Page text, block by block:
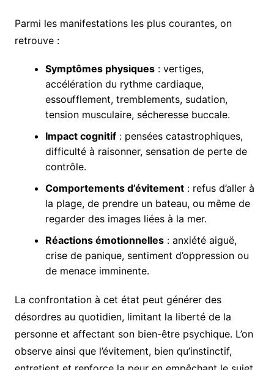
Parmi les manifestations les plus courantes, on
retrouve :
Symptômes physiques: vertiges,
accélération du rythme cardiaque,
essoufflement, tremblements, sudation,
tension musculaire, sécheresse buccale.
Impact cognitif: pensées catastrophiques,
difficulté à raisonner, sensation de perte de
contrôle.
Comportements d’évitement: refus d’aller à
la plage, de prendre un bateau, ou même de
regarder des images liées à la mer.
Réactions émotionnelles: anxiété aiguë,
crise de panique, sentiment d’oppression ou
de menace imminente.
La confrontation à cet état peut générer des
désordres au quotidien, limitant la liberté de la
personne et affectant son bien-être psychique. L’on
observe ainsi que l’évitement, bien qu’instinctif,